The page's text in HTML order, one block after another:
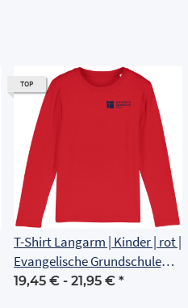
TOP
T-Shirt Langarm | Kinder | rot |
Evangelische Grundschule
Erfurt
19,45 € - 21,95 € *